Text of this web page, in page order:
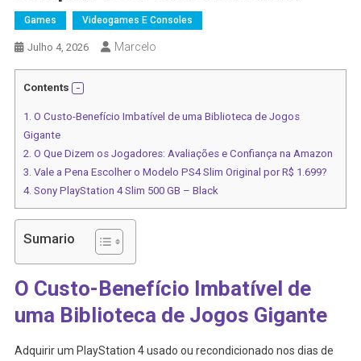
Games Videogames E Consoles
Julho 4, 2026 Marcelo
Contents
1. O Custo-Benefício Imbatível de uma Biblioteca de Jogos
Gigante
2. O Que Dizem os Jogadores: Avaliações e Confiança na Amazon
3. Vale a Pena Escolher o Modelo PS4 Slim Original por R$ 1.699?
4. Sony PlayStation 4 Slim 500 GB – Black
Sumario
O Custo-Benefício Imbatível de
uma Biblioteca de Jogos Gigante
Adquirir um PlayStation 4 usado ou recondicionado nos dias de